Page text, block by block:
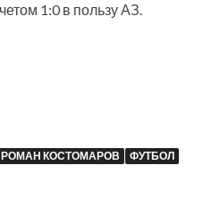
1:0 в пользу АЗ.
РОМАН КОСТОМАРОВ ФУТБОЛ